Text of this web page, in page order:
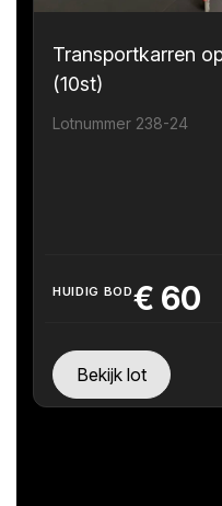
Transportkarren
(10st)
Lotnummer 238-24
HUIDIG BOD€ 60
Bekijk lot